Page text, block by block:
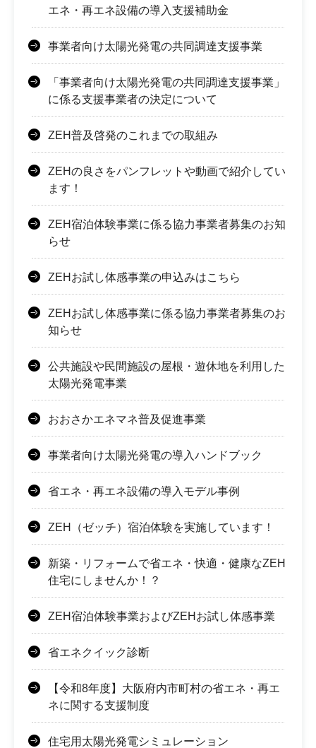
エネ・再エネ設備の導入支援補助金
事業者向け太陽光発電の共同調達支援事業
「事業者向け太陽光発電の共同調達支援事業」
に係る支援事業者の決定について
ZEH普及啓発のこれまでの取組み
ZEHの良さをパンフレットや動画で紹介してい
ます！
ZEH宿泊体験事業に係る協力事業者募集のお知
らせ
ZEHお試し体感事業の申込みはこちら
ZEHお試し体感事業に係る協力事業者募集のお
知らせ
公共施設や民間施設の屋根・遊休地を利用した
太陽光発電事業
おおさかエネマネ普及促進事業
事業者向け太陽光発電の導入ハンドブック
省エネ・再エネ設備の導入モデル事例
ZEH（ゼッチ）宿泊体験を実施しています！
新築・リフォームで省エネ・快適・健康なZEH
住宅にしませんか！？
ZEH宿泊体験事業およびZEHお試し体感事業
省エネクイック診断
【令和8年度】大阪府内市町村の省エネ・再エ
ネに関する支援制度
住宅用太陽光発電シミュレーション